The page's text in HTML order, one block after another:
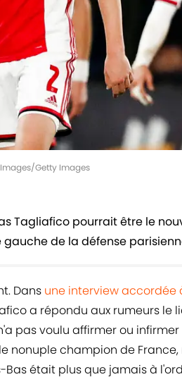
Images/Getty Images
Tagliafico pourrait être le
de la défense
Dans une interview accordée
a répondu aux rumeurs le
pas voulu affirmer ou
nonuple champion de
était plus que jamais à